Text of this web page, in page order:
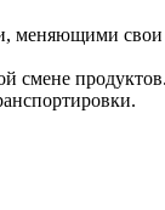
меняющими
смене продуктов.